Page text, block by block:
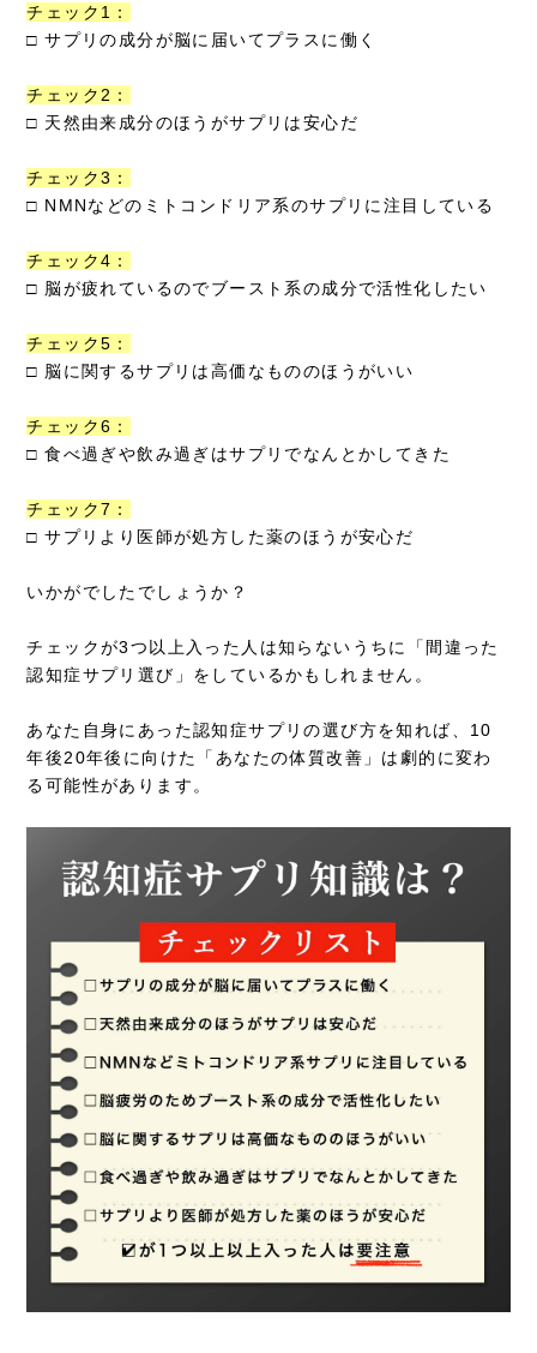
チェック1：
□ サプリの成分が脳に届いてプラスに働く
チェック2：
□ 天然由来成分のほうがサプリは安心だ
チェック3：
□ NMNなどのミトコンドリア系のサプリに注目している
チェック4：
□ 脳が疲れているのでブースト系の成分で活性化したい
チェック5：
□ 脳に関するサプリは高価なもののほうがいい
チェック6：
□ 食べ過ぎや飲み過ぎはサプリでなんとかしてきた
チェック7：
□ サプリより医師が処方した薬のほうが安心だ
いかがでしたでしょうか？
チェックが3つ以上入った人は知らないうちに「間違った
認知症サプリ選び」をしているかもしれません。
あなた自身にあった認知症サプリの選び方を知れば、10
年後20年後に向けた「あなたの体質改善」は劇的に変わ
る可能性があります。